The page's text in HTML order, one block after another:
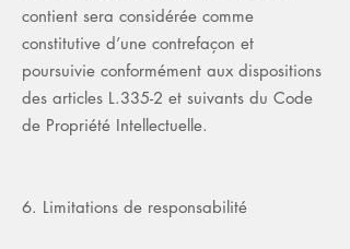
contient sera considérée comme
constitutive d’une contrefaçon et
poursuivie conformément aux dispositions
des articles L.335-2 et suivants du Code
de Propriété Intellectuelle.
6. Limitations de responsabilité